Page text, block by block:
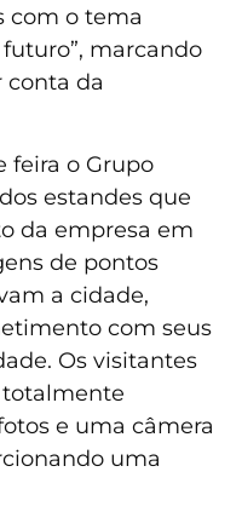
com o tema
marcando
conta da
feira o Grupo
estandes que
da empresa em
de pontos
a cidade,
com seus
Os visitantes
e uma câmera
uma